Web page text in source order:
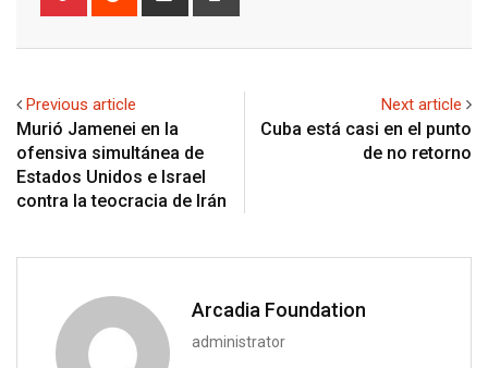
Previous article
Murió Jamenei en la
ofensiva simultánea de
Estados Unidos e Israel
contra la teocracia de Irán
Next article
Cuba está casi en el punto
de no retorno
Arcadia Foundation
administrator